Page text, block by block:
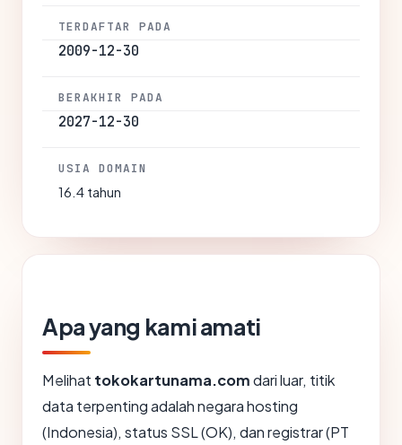
TERDAFTAR PADA
2009-12-30
BERAKHIR PADA
2027-12-30
USIA DOMAIN
16.4 tahun
Apa yang kami amati
Melihat tokokartunama.comdari luar, titik
data terpenting adalah negara hosting
(Indonesia), status SSL (OK), dan registrar (PT